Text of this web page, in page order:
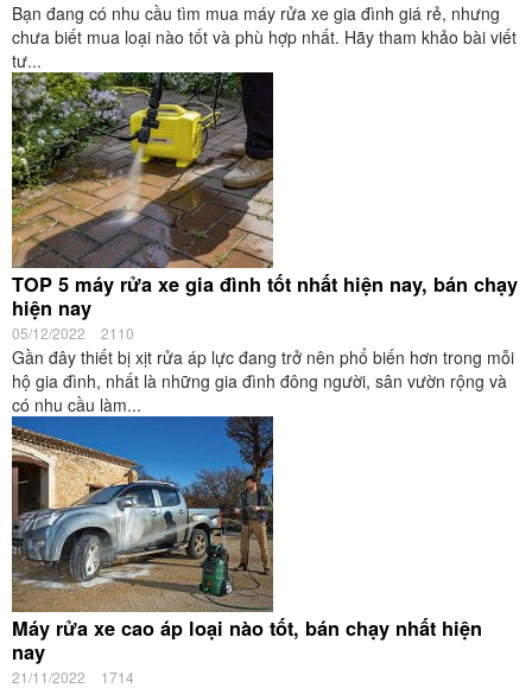
Bạn đang có nhu cầu tìm mua máy rửa xe gia đình giá rẻ, nhưng
chưa biết mua loại nào tốt và phù hợp nhất. Hãy tham khảo bài viết
tư...
TOP 5 máy rửa xe gia đình tốt nhất hiện nay, bán chạy
hiện nay
05/12/2022 2110
Gần đây thiết bị xịt rửa áp lực đang trở nên phổ biến hơn trong mỗi
hộ gia đình, nhất là những gia đình đông người, sân vườn rộng và
có nhu cầu làm...
Máy rửa xe cao áp loại nào tốt, bán chạy nhất hiện
nay
21/11/2022 1714